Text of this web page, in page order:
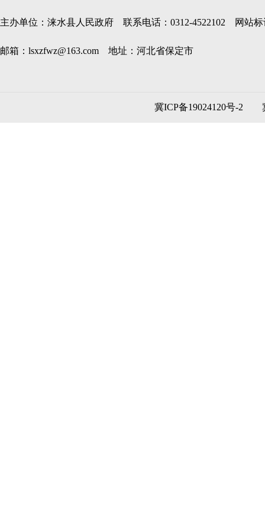
主办单位：涞水县人民政府 联系电话：0312-4522102 网站标
邮箱：lsxzfwz@163.com 地址：河北省保定市
冀ICP备19024120号-2